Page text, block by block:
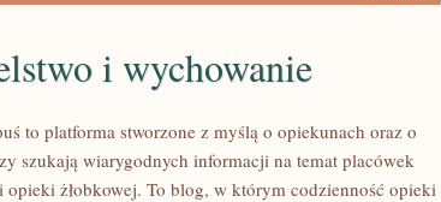
i wychowanie
to platforma stworzone z myślą o opiekunach oraz o
szukają wiarygodnych informacji na temat placówek
opieki żłobkowej. To blog, w którym codzienność opieki